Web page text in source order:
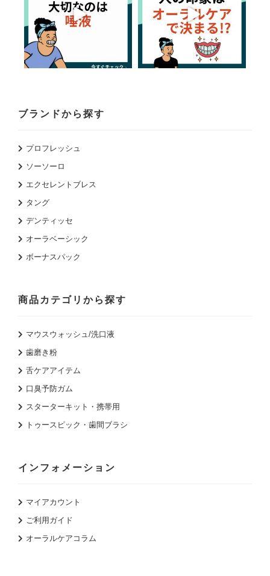
ブランドから探す
プロフレッシュ
ソーソーロ
エクセレントブレス
タング
デンティッセ
オーラベーシック
ボーナスパック
商品カテゴリから探す
マウスウォッシュ/洗口液
歯磨き粉
舌ケアアイテム
口臭予防ガム
スターターキット・携帯用
トゥースピック・歯間ブラシ
インフォメーション
マイアカウント
ご利用ガイド
オーラルケアコラム